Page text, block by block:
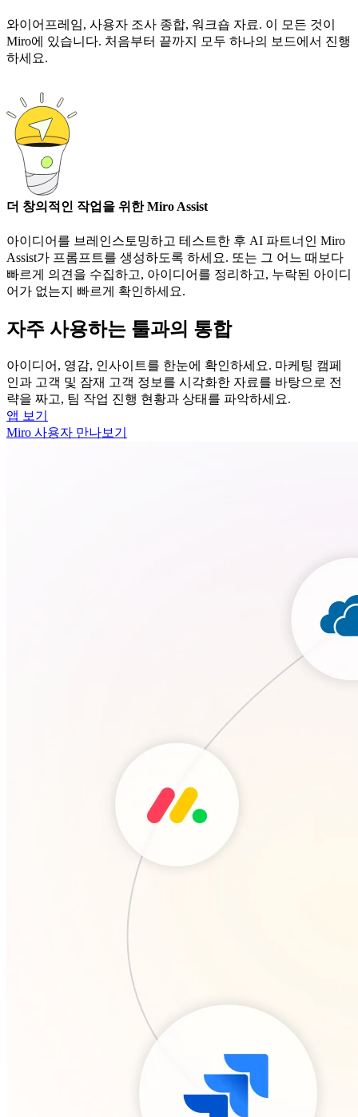
와이어프레임, 사용자 조사 종합, 워크숍 자료. 이 모든 것이
Miro에 있습니다. 처음부터 끝까지 모두 하나의 보드에서 진행
하세요.
더 창의적인 작업을 위한 Miro Assist
아이디어를 브레인스토밍하고 테스트한 후 AI 파트너인 Miro
Assist가 프롬프트를 생성하도록 하세요. 또는 그 어느 때보다
빠르게 의견을 수집하고, 아이디어를 정리하고, 누락된 아이디
어가 없는지 빠르게 확인하세요.
자주 사용하는 툴과의 통합
아이디어, 영감, 인사이트를 한눈에 확인하세요. 마케팅 캠페
인과 고객 및 잠재 고객 정보를 시각화한 자료를 바탕으로 전
략을 짜고, 팀 작업 진행 현황과 상태를 파악하세요.
앱 보기
Miro 사용자 만나보기